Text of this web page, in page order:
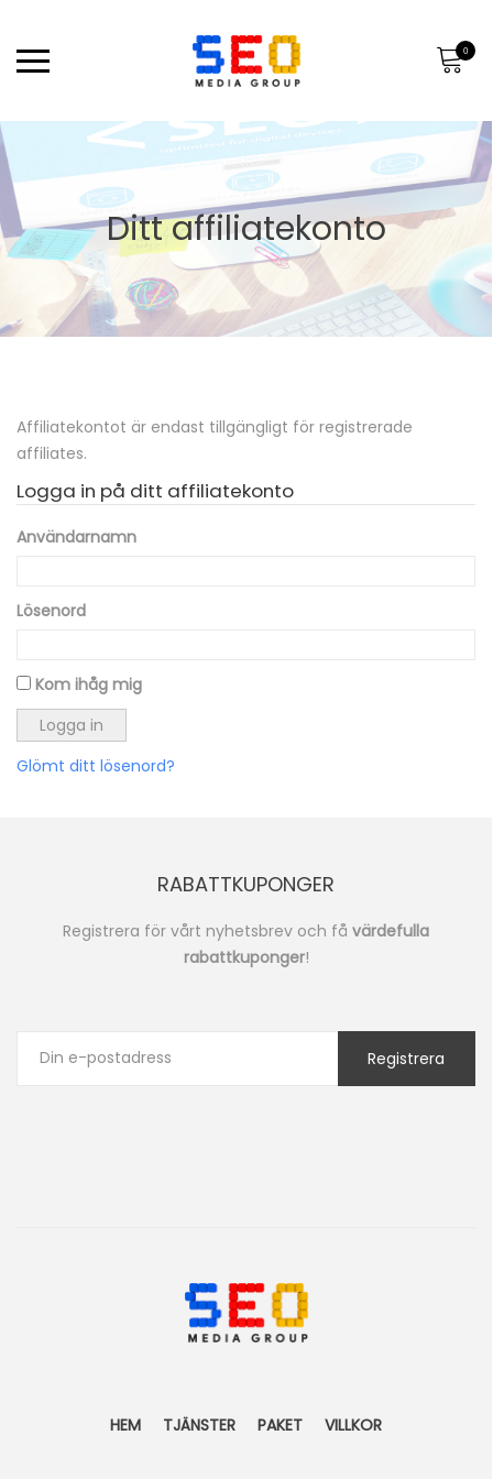
0
Ditt affiliatekonto
Affiliatekontot är endast tillgängligt för registrerade
affiliates.
Logga in på ditt affiliatekonto
Användarnamn
Lösenord
Kom ihåg mig
Glömt ditt lösenord?
RABATTKUPONGER
Registrera för vårt nyhetsbrev och få värdefulla
rabattkuponger!
HEM TJÄNSTER PAKET VILLKOR